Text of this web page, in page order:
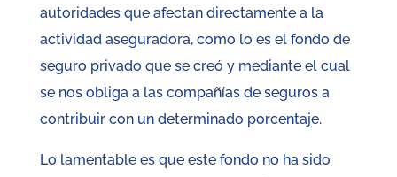
autoridades que afectan directamente a la
actividad aseguradora, como lo es el fondo de
seguro privado que se creó y mediante el cual
se nos obliga a las compañías de seguros a
contribuir con un determinado porcentaje.
Lo lamentable es que este fondo no ha sido